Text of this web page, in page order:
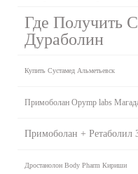
Где Получить
Дураболин
Купить Сустамед Альметьевск
Примоболан Opymp labs
Примоболан + Ретаболил
Дростанолон Body Pharm Кириши